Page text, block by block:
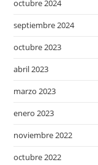
octubre 2024
septiembre 2024
octubre 2023
abril 2023
marzo 2023
enero 2023
noviembre 2022
octubre 2022